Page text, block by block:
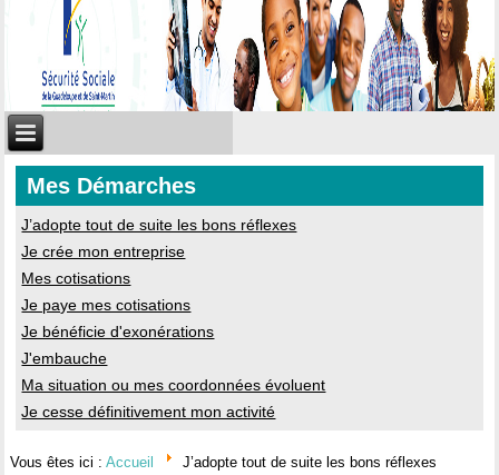
Mes Démarches
J’adopte tout de suite les bons réflexes
Je crée mon entreprise
Mes cotisations
Je paye mes cotisations
Je bénéficie d'exonérations
J'embauche
Ma situation ou mes coordonnées évoluent
Je cesse définitivement mon activité
Vous êtes ici :Accueil J’adopte tout de suite les bons réflexes